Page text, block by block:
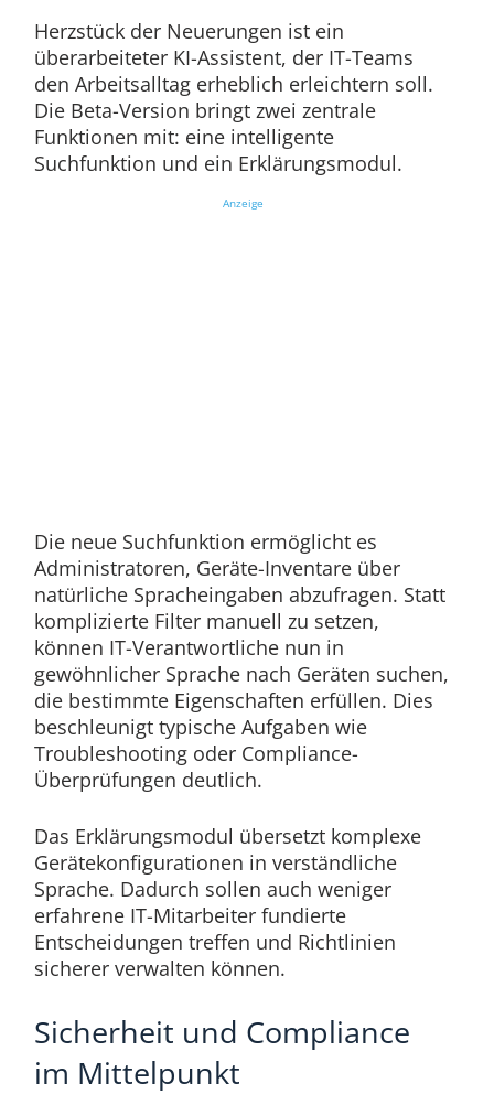
Herzstück der Neuerungen ist ein
überarbeiteter KI-Assistent, der IT-Teams
den Arbeitsalltag erheblich erleichtern soll.
Die Beta-Version bringt zwei zentrale
Funktionen mit: eine intelligente
Suchfunktion und ein Erklärungsmodul.
Anzeige
Die neue Suchfunktion ermöglicht es
Administratoren, Geräte-Inventare über
natürliche Spracheingaben abzufragen. Statt
komplizierte Filter manuell zu setzen,
können IT-Verantwortliche nun in
gewöhnlicher Sprache nach Geräten suchen,
die bestimmte Eigenschaften erfüllen. Dies
beschleunigt typische Aufgaben wie
Troubleshooting oder Compliance-
Überprüfungen deutlich.
Das Erklärungsmodul übersetzt komplexe
Gerätekonfigurationen in verständliche
Sprache. Dadurch sollen auch weniger
erfahrene IT-Mitarbeiter fundierte
Entscheidungen treffen und Richtlinien
sicherer verwalten können.
Sicherheit und Compliance
im Mittelpunkt